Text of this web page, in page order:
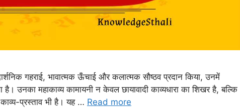
गहराई, भावात्मक ऊँचाई और कलात्मक सौष्ठव प्रदान किया, उनमें
उनका महाकाव्य कामायनी न केवल छायावादी काव्यधारा का शिखर है, बल्कि
प्रस्ताव भी है। यह … Read more